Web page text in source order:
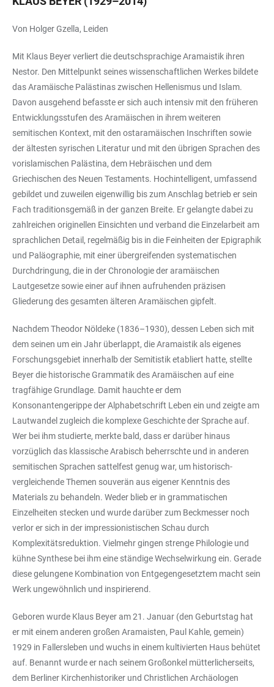
Von Holger Gzella, Leiden
Mit Klaus Beyer verliert die deutschsprachige Aramaistik ihren
Nestor. Den Mittelpunkt seines wissenschaftlichen Werkes bildete
das Aramäische Palästinas zwischen Hellenismus und Islam.
Davon ausgehend befasste er sich auch intensiv mit den früheren
Entwicklungsstufen des Aramäischen in ihrem weiteren
semitischen Kontext, mit den ostaramäischen Inschriften sowie
der ältesten syrischen Literatur und mit den übrigen Sprachen des
vorislamischen Palästina, dem Hebräischen und dem
Griechischen des Neuen Testaments. Hochintelligent, umfassend
gebildet und zuweilen eigenwillig bis zum Anschlag betrieb er sein
Fach traditionsgemäß in der ganzen Breite. Er gelangte dabei zu
zahlreichen originellen Einsichten und verband die Einzelarbeit am
sprachlichen Detail, regelmäßig bis in die Feinheiten der Epigraphik
und Paläographie, mit einer übergreifenden systematischen
Durchdringung, die in der Chronologie der aramäischen
Lautgesetze sowie einer auf ihnen aufruhenden präzisen
Gliederung des gesamten älteren Aramäischen gipfelt.
Nachdem Theodor Nöldeke (1836–1930), dessen Leben sich mit
dem seinen um ein Jahr überlappt, die Aramaistik als eigenes
Forschungsgebiet innerhalb der Semitistik etabliert hatte, stellte
Beyer die historische Grammatik des Aramäischen auf eine
tragfähige Grundlage. Damit hauchte er dem
Konsonantengerippe der Alphabetschrift Leben ein und zeigte am
Lautwandel zugleich die komplexe Geschichte der Sprache auf.
Wer bei ihm studierte, merkte bald, dass er darüber hinaus
vorzüglich das klassische Arabisch beherrschte und in anderen
semitischen Sprachen sattelfest genug war, um historisch-
vergleichende Themen souverän aus eigener Kenntnis des
Materials zu behandeln. Weder blieb er in grammatischen
Einzelheiten stecken und wurde darüber zum Beckmesser noch
verlor er sich in der impressionistischen Schau durch
Komplexitätsreduktion. Vielmehr gingen strenge Philologie und
kühne Synthese bei ihm eine ständige Wechselwirkung ein. Gerade
diese gelungene Kombination von Entgegengesetztem macht sein
Werk ungewöhnlich und inspirierend.
Geboren wurde Klaus Beyer am 21. Januar (den Geburtstag hat
er mit einem anderen großen Aramaisten, Paul Kahle, gemein)
1929 in Fallersleben und wuchs in einem kultivierten Haus behütet
auf. Benannt wurde er nach seinem Großonkel mütterlicherseits,
dem Berliner Kirchenhistoriker und Christlichen Archäologen